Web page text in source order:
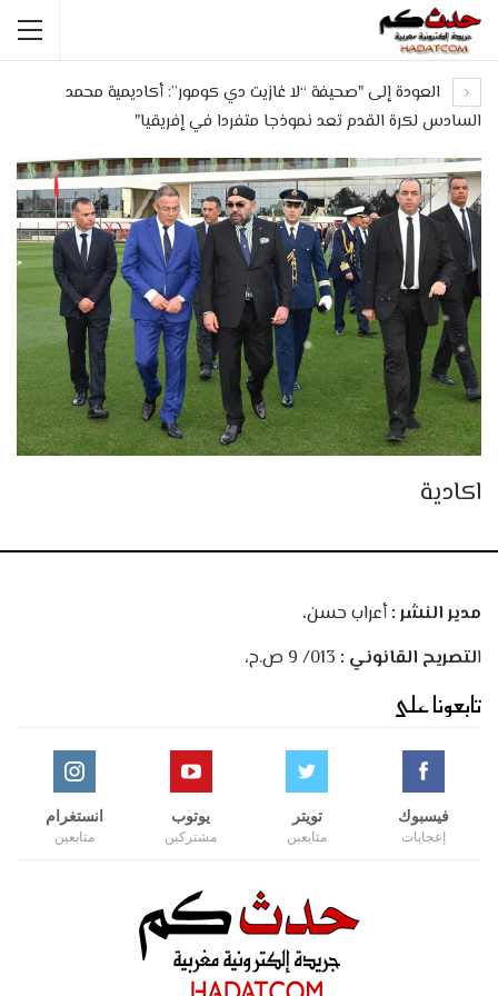
العودة إلى "صحيفة “لا غازيت دي كومور”: أكاديمية محمد
السادس لكرة القدم تعد نموذجا متفردا في إفريقيا"
اكادية
مدير النشر :أعراب حسن،
التصريح القانوني :
تابعونا على
فيسبوك
إعجابات
تويتر
متابعين
يوتوب
مشتركين
انستغرام
متابعين